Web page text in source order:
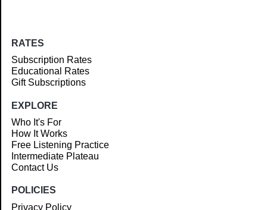
RATES
Subscription Rates
Educational Rates
Gift Subscriptions
EXPLORE
Who It's For
How It Works
Free Listening Practice
Intermediate Plateau
Contact Us
POLICIES
Privacy Policy